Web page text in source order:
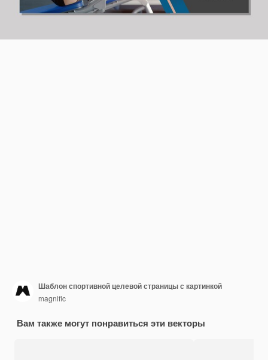
Шаблон спортивной целевой страницы с картинкой
magnific
Вам также могут понравиться эти векторы